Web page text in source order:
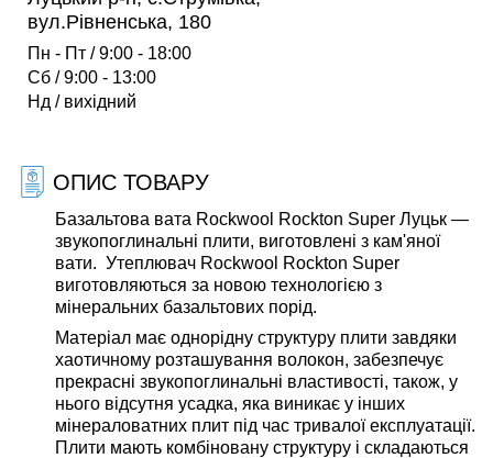
вул.Рівненська, 180
Пн - Пт / 9:00 - 18:00
Сб / 9:00 - 13:00
Нд / вихідний
ОПИС ТОВАРУ
Базальтова вата Rockwool Rockton Super Луцьк —
звукопоглинальні плити, виготовлені з кам'яної
вати. Утеплювач Rockwool Rockton Super
виготовляються за новою технологією з
мінеральних базальтових порід.
Матеріал має однорідну структуру плити завдяки
хаотичному розташування волокон, забезпечує
прекрасні звукопоглинальні властивості, також, у
нього відсутня усадка, яка виникає у інших
мінераловатних плит під час тривалої експлуатації.
Плити мають комбіновану структуру і складаються